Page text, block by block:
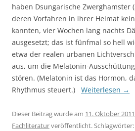
haben Dsungarische Zwerghamster (
deren Vorfahren in ihrer Heimat
kannten, vier Wochen lang nachts
ausgesetzt; das ist fünfmal so hell
etwa der realen urbanen
aus, um die Melatonin-
stören. (Melatonin ist das Hormon,
Rhythmus steuert.) Weiterlesen →
Dieser Beitrag wurde am 11. Oktober 2011
Fachliteraturveröffentlicht. Schlagwörter: